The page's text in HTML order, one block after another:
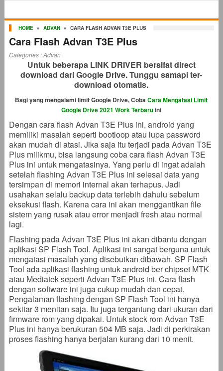
HOME » ADVAN » CARA FLASH ADVAN T3E PLUS
Cara Flash Advan T3E Plus
Categories :Advan
Untuk beberapa LINK DRIVER bersifat direct
download dari Google Drive. Tunggu samapi ter-
download otomatis.
Bagi yang mengalami limit Google Drive, CobaCara Mengatasi Limit
Google Drive 2021 Work Terbaruini
Dengan cara flash Advan T3E Plus ini, android yang
memiliki masalah seperti bootloop atau lupa password
akan mudah di atasi. Jika saja itu terjadi pada Advan T3E
Plus milikmu, bisa langsung coba cara flash Advan T3E
Plus ini untuk mengatasinya. Yang perlu di ingat adalah
setelah flashing Advan T3E Plus ini selesai data yang
tersimpan di memori internal akan terhapus. Jadi
usahakan selalu backup data terlebih dahulu sebelum
eksekusi flash. Karena cara ini akan menggantikan file
sistem yang rusak atau error menjadi fresh atau normal
lagi.
Flashing pada Advan T3E Plus ini akan dibantu dengan
aplikasi SP Flash Tool. Aplikasi ini sangat berguna untuk
mengatasi masalah yang disebutkan dibawah. SP Flash
Tool ada aplikasi flashing untuk android ber chipset MTK
atau Mediatek seperti Advan T3E Plus ini. Cara flash
dengan software ini juga cukup mudah dan cepat.
Pengalaman flashing dengan SP Flash Tool ini hanya
sekitar 3 menitan saja. Itu juga tergantung dari ukuran dari
firmware rom yang dipakai. Untuk stock rom Advan T3E
Plus ini hanya berukuran 504 MB saja. Jadi di perkirakan
proses flashing hanya berjalan kurang dari 10 menit.